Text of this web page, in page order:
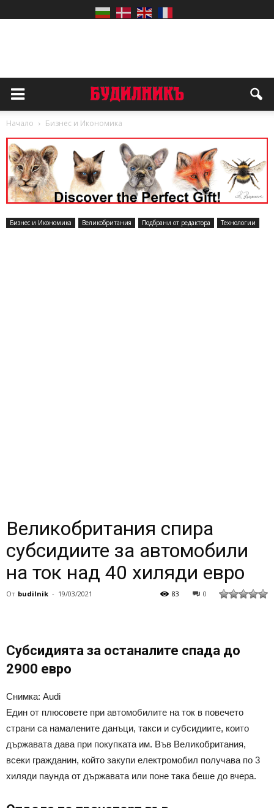
Начало Бизнес и Икономика
Бизнес и Икономика Великобритания Подбрани от редактора Технологии
Великобритания спира
субсидиите за автомобили
на ток над 40 хиляди евро
От budilnik - 19/03/2021 0
83
Субсидията за останалите спада до
2900 евро
Снимка: Audi
Един от плюсовете при автомобилите на ток в повечето
страни са намалените данъци, такси и субсидиите, които
държавата дава при покупката им. Във Великобритания,
всеки гражданин, който закупи електромобил получава по 3
хиляди паунда от държавата или поне така беше до вчера.